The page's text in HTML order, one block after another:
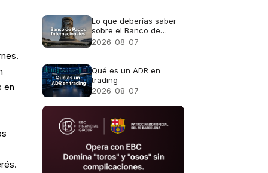
en
Lo que deberías saber
sobre el Banco de
Pagos Internacionales
2026-08-07
Qué es un ADR en
trading
2026-08-07